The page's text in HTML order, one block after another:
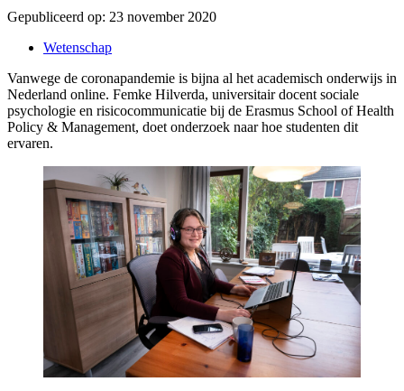
Gepubliceerd op: 23 november 2020
Wetenschap
Vanwege de coronapandemie is bijna al het academisch onderwijs in
Nederland online. Femke Hilverda, universitair docent sociale
psychologie en risicocommunicatie bij de Erasmus School of Health
Policy & Management, doet onderzoek naar hoe studenten dit
ervaren.